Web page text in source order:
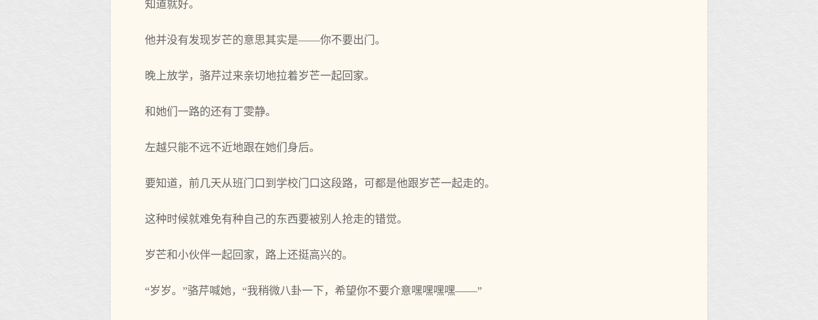
知道就好。
他并没有发现岁芒的意思其实是——你不要出门。
晚上放学，骆芹过来亲切地拉着岁芒一起回家。
和她们一路的还有丁雯静。
左越只能不远不近地跟在她们身后。
要知道，前几天从班门口到学校门口这段路，可都是他跟岁芒一起走的。
这种时候就难免有种自己的东西要被别人抢走的错觉。
岁芒和小伙伴一起回家，路上还挺高兴的。
“岁岁。”骆芹喊她，“我稍微八卦一下，希望你不要介意嘿嘿嘿嘿——”